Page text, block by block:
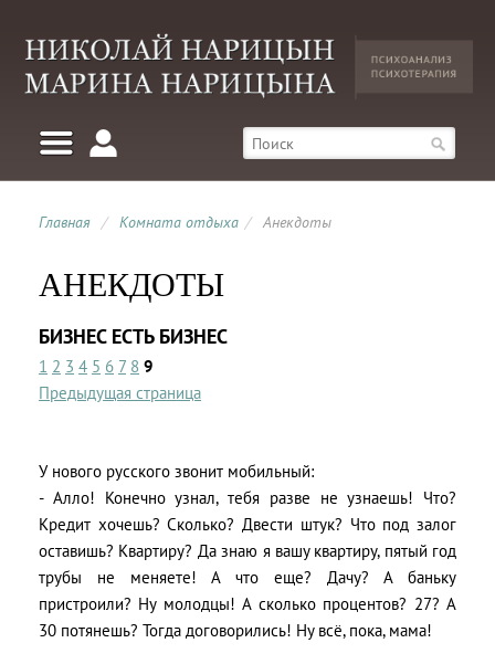
Главная / Комната отдыха / Анекдоты
АНЕКДОТЫ
БИЗНЕС ЕСТЬ БИЗНЕС
1 2 3 4 5 6 7 8 9
Предыдущая страница
У нового русского звонит мобильный:
- Алло! Конечно узнал, тебя разве не узнаешь! Что?
Кредит хочешь? Сколько? Двести штук? Что под залог
оставишь? Квартиру? Да знаю я вашу квартиру, пятый год
трубы не меняете! А что еще? Дачу? А баньку
пристроили? Ну молодцы! А сколько процентов? 27? А
30 потянешь? Тогда договорились! Ну всё, пока, мама!